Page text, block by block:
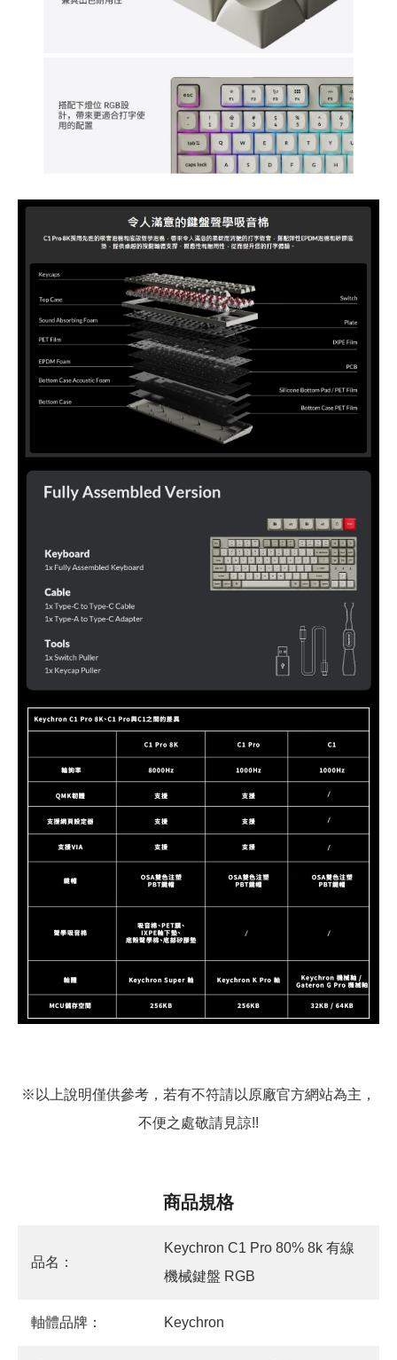
※以上說明僅供參考，若有不符請以原廠官方網站為主，
不便之處敬請見諒!!
商品規格
品名：
Keychron C1 Pro 80% 8k 有線
機械鍵盤 RGB
軸體品牌： Keychron